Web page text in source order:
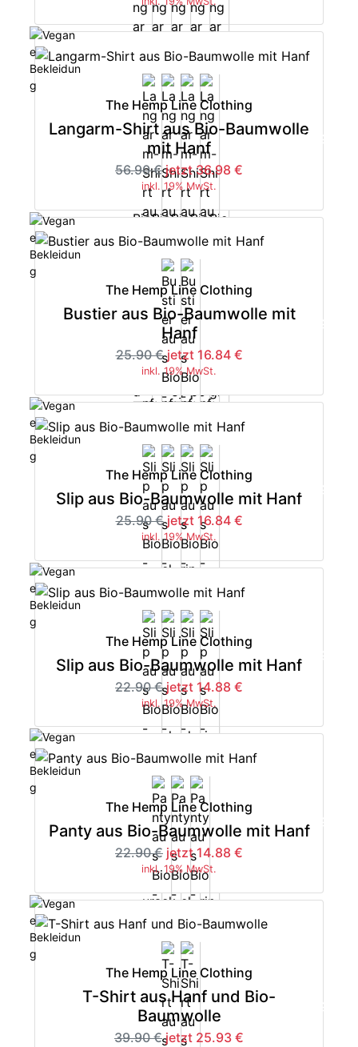
The Hemp Line Clothing
Langarm-Shirt aus Bio-Baumwolle
mit Hanf
56.90 € jetzt 36.98 €
inkl. 19% MwSt.
-35%
The Hemp Line Clothing
Bustier aus Bio-Baumwolle mit
Hanf
25.90 € jetzt 16.84 €
inkl. 19% MwSt.
-35%
The Hemp Line Clothing
Slip aus Bio-Baumwolle mit Hanf
25.90 € jetzt 16.84 €
inkl. 19% MwSt.
-35%
The Hemp Line Clothing
Slip aus Bio-Baumwolle mit Hanf
22.90 € jetzt 14.88 €
inkl. 19% MwSt.
-35%
The Hemp Line Clothing
Panty aus Bio-Baumwolle mit Hanf
22.90 € jetzt 14.88 €
inkl. 19% MwSt.
-35%
The Hemp Line Clothing
T-Shirt aus Hanf und Bio-
Baumwolle
39.90 € jetzt 25.93 €
-35%